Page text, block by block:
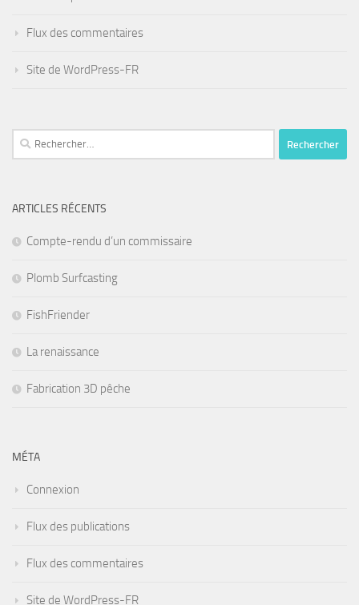
Flux des commentaires
Site de WordPress-FR
Rechercher :
ARTICLES RÉCENTS
Compte-rendu d’un commissaire
Plomb Surfcasting
FishFriender
La renaissance
Fabrication 3D pêche
MÉTA
Connexion
Flux des publications
Flux des commentaires
Site de WordPress-FR